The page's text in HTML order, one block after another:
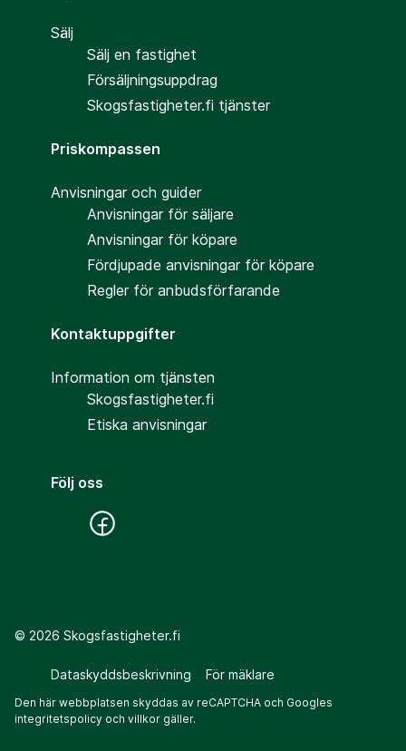
Sälj
Sälj en fastighet
Försäljningsuppdrag
Skogsfastigheter.fi tjänster
Priskompassen
Anvisningar och guider
Anvisningar för säljare
Anvisningar för köpare
Fördjupade anvisningar för köpare
Regler för anbudsförfarande
Kontaktuppgifter
Information om tjänsten
Skogsfastigheter.fi
Etiska anvisningar
Följ oss
© 2026 Skogsfastigheter.fi
Dataskyddsbeskrivning För mäklare
Den här webbplatsen skyddas av reCAPTCHA och Googles
integritetspolicy och villkor gäller.